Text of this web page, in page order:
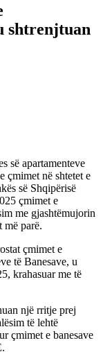
shtrenjtuan
së apartamenteve
çmimet në shtetet e
së Shqipërisë
çmimet e
me gjashtëmujorin
më parë.
çmimet e
të Banesave, u
krahasuar me të
një rritje prej
të lehtë
çmimet e banesave